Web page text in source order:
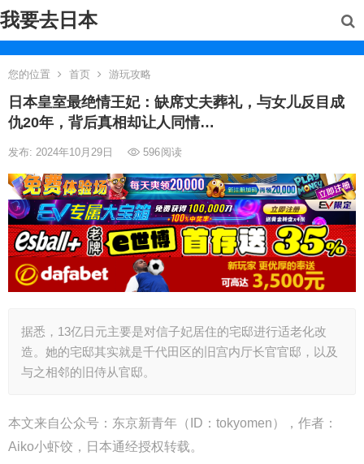
我要去日本
您的位置 首页 游玩攻略
日本皇室最绝情王妃：缺席丈夫葬礼，与女儿反目成
仇20年，背后真相却让人同情…
发布: 2024年10月29日 596阅读
据悉，13亿日元主要是对信子妃居住的宅邸进行适老化改
造。她的宅邸其实就是千代田区的旧宫内厅长官官邸，以及
与之相邻的旧侍从官邸。
本文来自公众号：东京新青年（ID：tokyomen），作者：
Aiko小虾饺，日本通经授权转载。